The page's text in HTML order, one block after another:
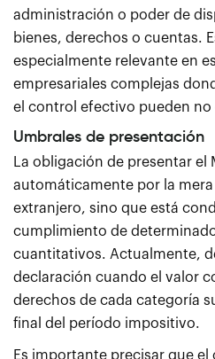
administración o poder de
bienes, derechos o cuentas.
especialmente relevante en
empresariales complejas
el control efectivo pueden no
Umbrales de presentación
La obligación de presentar el
automáticamente por la mera
extranjero, sino que está
cumplimiento de
cuantitativos. Actualmente,
declaración cuando el valor
derechos de cada categoría
final del período impositivo.
Es importante precisar que